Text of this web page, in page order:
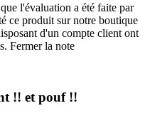
l'évaluation a été faite par
ce produit sur notre boutique
d'un compte client ont
Fermer la note
!! et pouf !!